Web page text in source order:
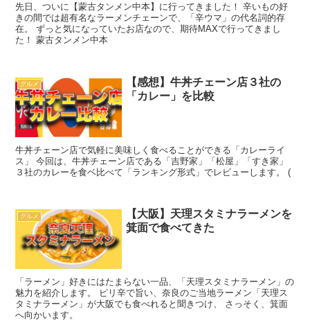
先日、ついに【蒙古タンメン中本】に行ってきました！ 辛いもの好
きの間では超有名なラーメンチェーンで、「辛ウマ」の代名詞的存
在。 ずっと気になっていたお店なので、期待MAXで行ってきまし
た！ 蒙古タンメン中本
グルメ
【感想】牛丼チェーン店３社の
「カレー」を比較
牛丼チェーン店で気軽に美味しく食べることができる「カレーライ
ス」 今回は、牛丼チェーン店である「吉野家」「松屋」「すき家」
３社のカレーを食ベ比べて「ランキング形式」でレビューします。 (
グルメ
【大阪】天理スタミナラーメンを
箕面で食べてきた
「ラーメン」好きにはたまらない一品、「天理スタミナラーメン」の
魅力を紹介します。 ピリ辛で旨い、奈良のご当地ラーメン「天理ス
タミナラーメン」が大阪でも食べれると聞きつけ、 さっそく、箕面
へ向かいます。